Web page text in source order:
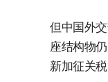
但中国外
座结构物
新加征关